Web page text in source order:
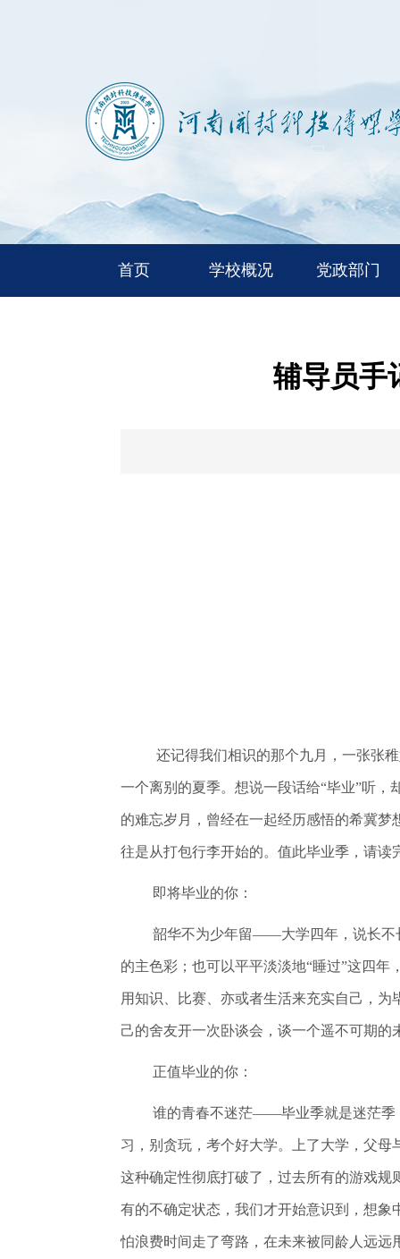
首页 学校概况 党政部门
辅导员
还记得我们相识的那个九月，一张张
一个离别的夏季。想说一段话给“毕业”听
的难忘岁月，曾经在一起经历感悟的希冀
往是从打包行李开始的。值此毕业季，请读
即将毕业的你：
韶华不为少年留——大学四年，说长不
的主色彩；也可以平平淡淡地“睡过”这四
用知识、比赛、亦或者生活来充实自己，
己的舍友开一次卧谈会，谈一个遥不可期的
正值毕业的你：
谁的青春不迷茫——毕业季就是迷茫季
习，别贪玩，考个好大学。上了大学，父
这种确定性彻底打破了，过去所有的游戏
有的不确定状态，我们才开始意识到，想
怕浪费时间走了弯路，在未来被同龄人远远